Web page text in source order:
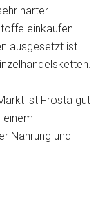
harter
einkaufen
ausgesetzt ist
ist Frosta gut
einem
Nahrung und